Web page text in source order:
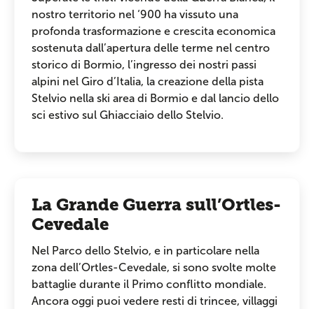
nostro territorio nel ‘900 ha vissuto una
profonda trasformazione e crescita economica
sostenuta dall’apertura delle terme nel centro
storico di Bormio, l’ingresso dei nostri passi
alpini nel Giro d’Italia, la creazione della pista
Stelvio nella ski area di Bormio e dal lancio dello
sci estivo sul Ghiacciaio dello Stelvio.
La Grande Guerra sull’Ortles-
Cevedale
Nel Parco dello Stelvio, e in particolare nella
zona dell’Ortles-Cevedale, si sono svolte molte
battaglie durante il Primo conflitto mondiale.
Ancora oggi puoi vedere resti di trincee, villaggi